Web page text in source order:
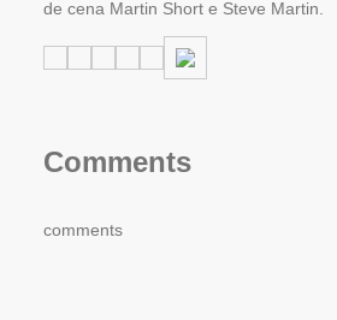
de cena Martin Short e Steve Martin.
Comments
comments